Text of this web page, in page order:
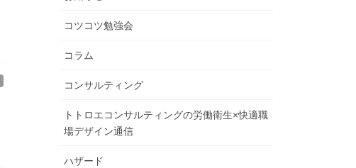
コツコツ勉強会
コラム
コンサルティング
トトロエコンサルティングの労働衛生×快適職
場デザイン通信
ハザード